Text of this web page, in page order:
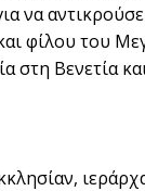
να
φίλου του
στη Βενετία